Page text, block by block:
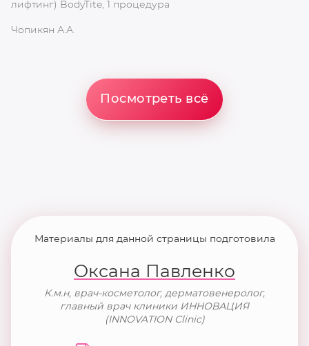
лифтинг) BodyTite, 1 процедура
Чопикян А.А.
Посмотреть всё
Материалы для данной страницы подготовила
Оксана Павленко
К.м.н, врач-косметолог, дерматовенеролог,
главный врач клиники ИННОВАЦИЯ
(INNOVATION Clinic)